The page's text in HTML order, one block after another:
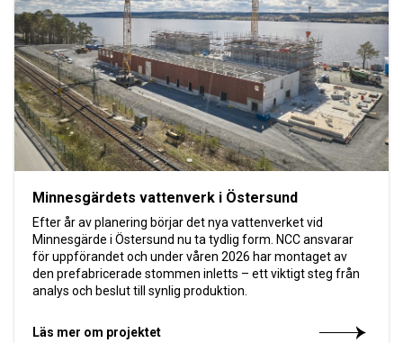
Minnesgärdets vattenverk i Östersund
Efter år av planering börjar det nya vattenverket vid
Minnesgärde i Östersund nu ta tydlig form. NCC ansvarar
för uppförandet och under våren 2026 har montaget av
den prefabricerade stommen inletts – ett viktigt steg från
analys och beslut till synlig produktion.
Läs mer om projektet